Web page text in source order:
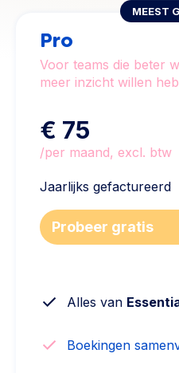
MEEST
Pro
Voor teams die beter
meer inzicht willen
€ 75
/per maand, excl. btw
Jaarlijks gefactureerd
Probeer gratis
Alles van
Boekingen